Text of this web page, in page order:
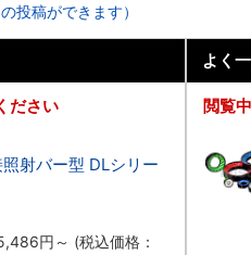
投稿ができます）
ださい
射バー型 DLシリー
円 ～ (税込価格：
よく
閲覧